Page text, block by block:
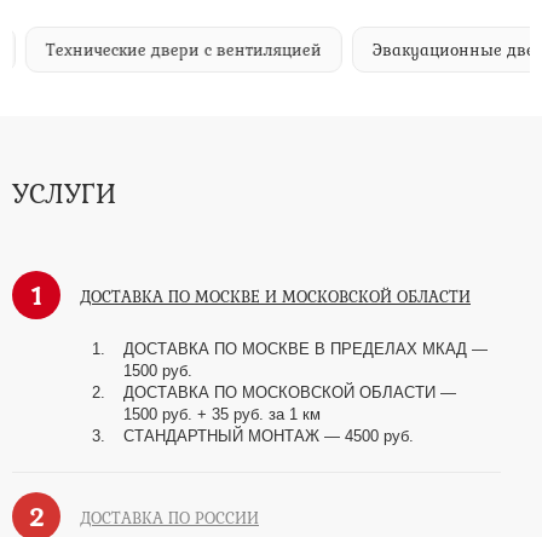
Технические двери с вентиляцией Эвакуационные
УСЛУГИ
1 ДОСТАВКА ПО МОСКВЕ И МОСКОВСКОЙ ОБЛАСТИ
ДОСТАВКА ПО МОСКВЕ В ПРЕДЕЛАХ МКАД —
1500 руб.
ДОСТАВКА ПО МОСКОВСКОЙ ОБЛАСТИ —
1500 руб. + 35 руб. за 1 км
СТАНДАРТНЫЙ МОНТАЖ — 4500 руб.
2 ДОСТАВКА ПО РОССИИ